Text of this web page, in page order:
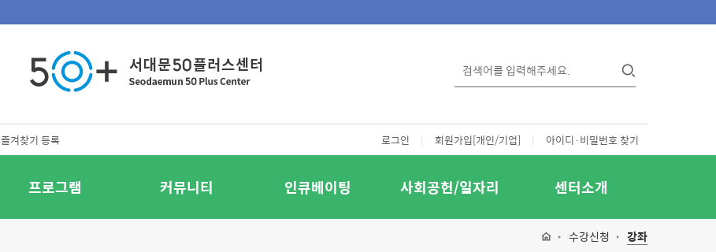
즐겨찾기 등록 로그인 | 회원가입[개인/기업] | 아이디·비밀번호 찾기
프로그램 커뮤니티 인큐베이팅 사회공헌/일자리 센터소개
수강신청 강좌